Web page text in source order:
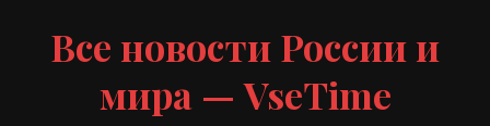
Все новости России и
мира — VseTime